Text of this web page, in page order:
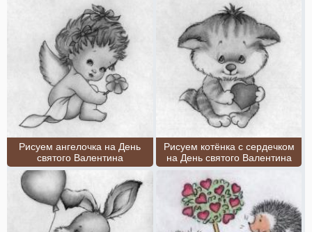
Рисуем ангелочка на День
святого Валентина
Рисуем котёнка с сердечком
на День святого Валентина